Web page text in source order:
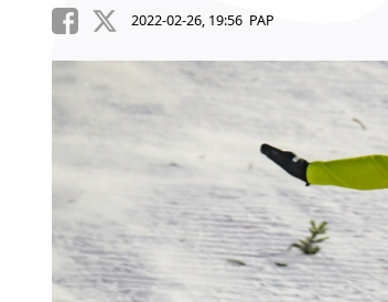
2022-02-26, 19:56 PAP